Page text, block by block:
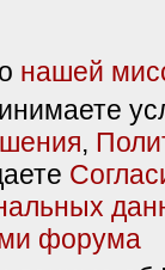
нашей
,
форума